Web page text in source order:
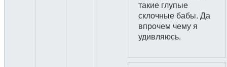
такие глупые
склочные бабы. Да
впрочем чему я
удивляюсь.